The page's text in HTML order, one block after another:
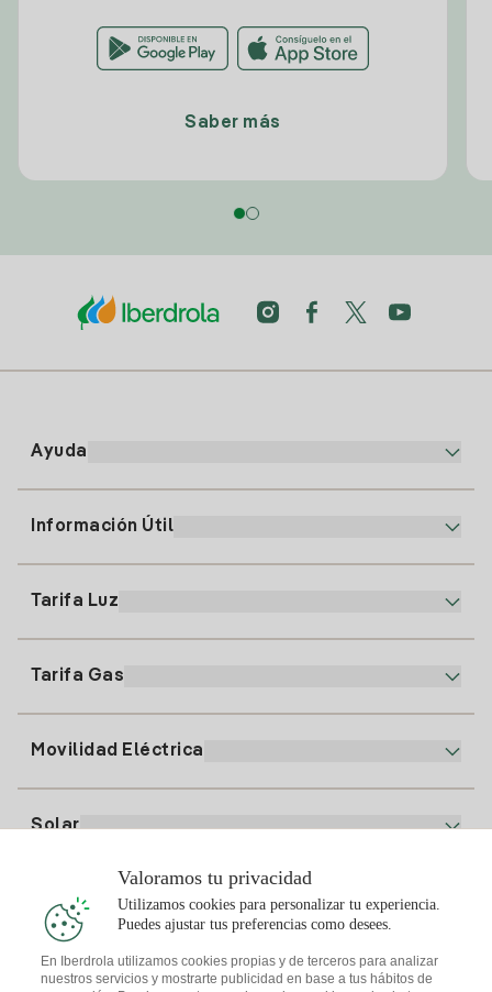
Saber más
Ayuda
91 919 52 73
clientes@tuiberdrola.es
Información Útil
Alta Gas
Tarifa Luz
Precio de la luz hoy
Tarifa Gas
Movilidad Eléctrica
Solar
Plan Solar
Simulador Placas Solares
Te interesa
Valoramos tu privacidad
Utilizamos cookies para personalizar tu experiencia.
Puedes ajustar tus preferencias como desees.
En Iberdrola utilizamos cookies propias y de terceros para analizar
nuestros servicios y mostrarte publicidad en base a tus hábitos de